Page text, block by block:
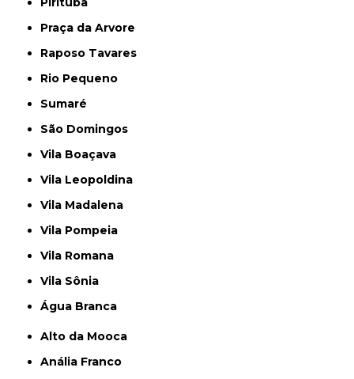
Praça da Arvore
Raposo Tavares
Rio Pequeno
Sumaré
São Domingos
Vila Boaçava
Vila Leopoldina
Vila Madalena
Vila Pompeia
Vila Romana
Vila Sônia
Água Branca
Alto da Mooca
Anália Franco